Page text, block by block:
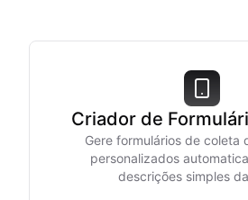
Criador de
Gere formulários de coleta
personalizados
descrições simples